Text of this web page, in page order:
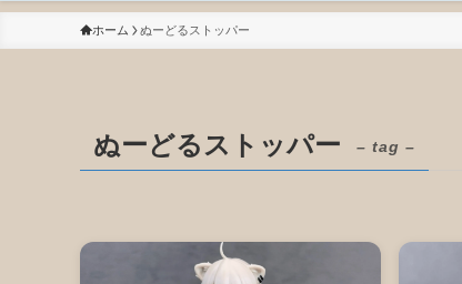
ホーム ぬーどるストッパー
ぬーどるストッパー – tag –